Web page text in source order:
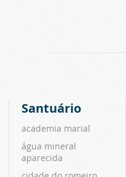
Santuário
academia marial
água mineral
aparecida